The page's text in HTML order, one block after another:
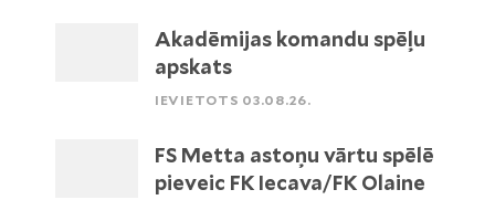
Akadēmijas komandu spēļu
apskats
IEVIETOTS 03.08.26.
FS Metta astoņu vārtu spēlē
pieveic FK Iecava/FK Olaine